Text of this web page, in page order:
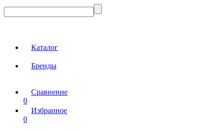
Каталог
Бренды
Сравнение
0
Избранное
0